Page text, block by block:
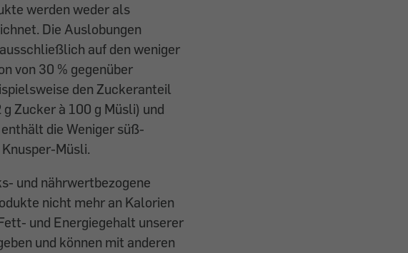
werden weder als
Die Auslobungen
auf den weniger
von 30 % gegenüber
den Zuckeranteil
Zucker à 100 g Müsli) und
die Weniger süß-
Müsli.
und nährwertbezogene
nicht mehr an Kalorien
und Energiegehalt unserer
und können mit anderen